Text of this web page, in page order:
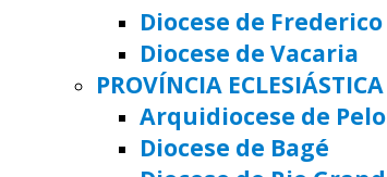
Diocese de
Diocese de Vacaria
PROVÍNCIA
Arquidiocese de
Diocese de Bagé